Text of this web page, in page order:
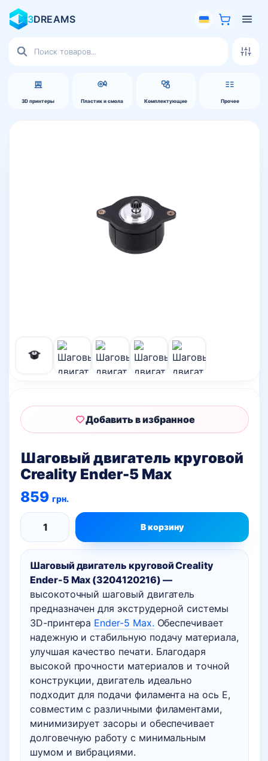
3DREAMS
3D принтеры Пластик и смола Комплектующие Прочее
товаров
Шаговый двигатель круговой
Creality Ender-5 Max
859 грн.
Шаговый двигатель круговой Creality
Ender-5 Max (3204120216) —
высокоточный шаговый двигатель
предназначен для экструдерной системы
3D-принтера Ender-5 Max. Обеспечивает
надежную и стабильную подачу материала,
улучшая качество печати. Благодаря
высокой прочности материалов и точной
конструкции, двигатель идеально
подходит для подачи филамента на ось E,
совместим с различными филаментами,
минимизирует засоры и обеспечивает
долговечную работу с минимальным
шумом и вибрациями.
Количество
товара
Шаговый
двигатель
круговой
Creality
Ender-
Max
В корзину
Добавить в избранное